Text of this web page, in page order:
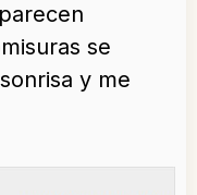
se
y me